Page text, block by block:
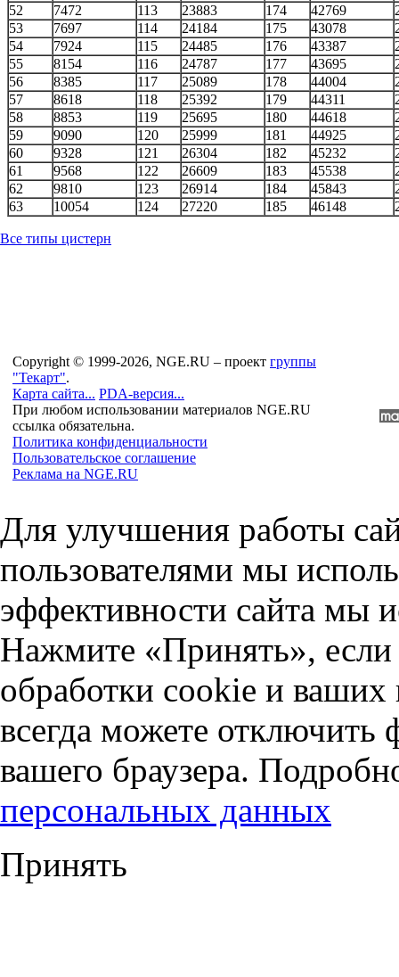
52
7472 113 23883 174 42769
53
7697 114 24184 175 43078
54
7924 115 24485 176 43387
55
8154 116 24787 177 43695
56
8385 117 25089 178 44004
57
8618 118 25392 179 44311
58
8853 119 25695 180 44618
59
9090 120 25999 181 44925
60
9328 121 26304 182 45232
61
9568 122 26609 183 45538
62
9810 123 26914 184 45843
63
10054 124 27220 185 46148
Все типы цистерн
Copyright © 1999-2026, NGE.RU – проект группы
"Текарт".
Карта сайта... PDA-версия...
При любом использовании материалов NGE.RU
ссылка обязательна.
Политика конфиденциальности
Пользовательское соглашение
Реклама на NGE.RU
Для улучшения работы
пользователями мы
эффективности сайта мы
Нажмите «Принять», если
обработки cookie и
всегда можете отключить
вашего браузера.
персональных данных
Принять